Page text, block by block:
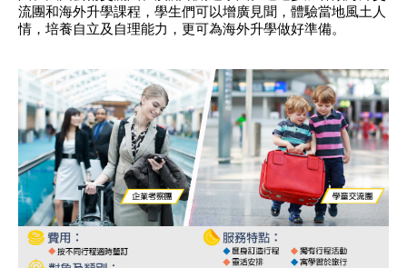
流團和海外升學課程，學生們可以增廣見聞，體驗當地風土人
情，培養自立及自理能力，更可為海外升學做好準備。